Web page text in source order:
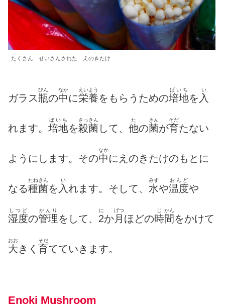
たくさん せいさんされた えのきたけ
ガラス瓶
びん
の中
なか
に栄養
えいよう
をもらうための培地
ばいち
を 入
い
れます。 培地
ばいち
を殺菌
さっきん
して、 他
た
の菌
きん
が育
そだ
たない
ようにします。その中
なか
にえのきたけのもとに
なる種菌
たねきん
を 入
い
れます。そして、 水
みず
や温度
おんど
や
湿度
しつど
の管理
かんり
をして、 2
に
か月
げつ
ほどの時
じ
間
かん
をかけて
大
おお
きく 育
そだ
てていきます。
Enoki Mushroom